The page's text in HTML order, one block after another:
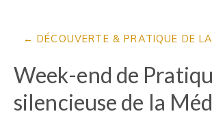
DÉCOUVERTE & PRATIQUE DE
Week-end de
silencieuse de la